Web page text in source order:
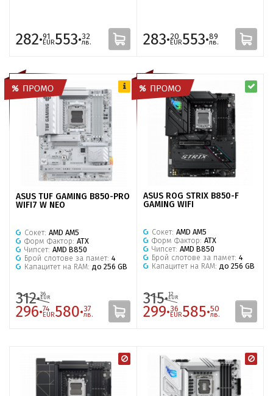
282·91
EUR553·32
лв. 283·20
EUR553·89
лв.
ASUS TUF GAMING B850-PRO
WIFI7 W NEO
Сокет: AMD AM5
Форм Фактор: ATX
Чипсет: AMD B850
Брой слотове за памет: 4
Капацитет на RAM: до 256 GB
312·36
EUR
296·74
EUR580·37
лв.
ASUS ROG STRIX B850-F
GAMING WIFI
Сокет: AMD AM5
Форм Фактор: ATX
Чипсет: AMD B850
Брой слотове за памет: 4
Капацитет на RAM: до 256 GB
315·12
EUR
299·36
EUR585·50
лв.